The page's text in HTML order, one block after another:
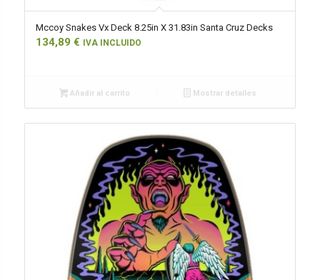
Mccoy Snakes Vx Deck 8.25in X 31.83in Santa Cruz Decks
134,89 € IVA INCLUIDO
Añadir al carrito Mostrar detalles